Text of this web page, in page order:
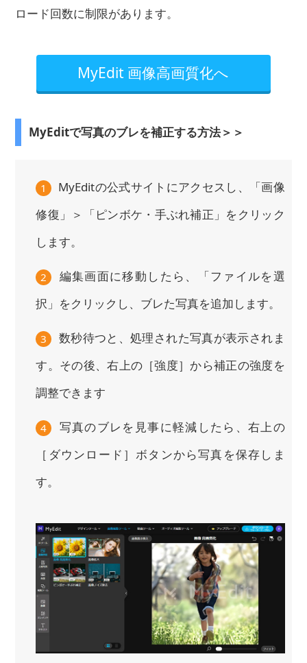
ロード回数に制限があります。
MyEdit 画像高画質化へ
MyEditで写真のブレを補正する方法＞＞
1
MyEditの公式サイトにアクセスし、「画像
修復」＞「ピンボケ・手ぶれ補正」をクリック
します。
2
編集画面に移動したら、「ファイルを選
択」をクリックし、ブレた写真を追加します。
3
数秒待つと、処理された写真が表示されま
す。その後、右上の［強度］から補正の強度を
調整できます
4
写真のブレを見事に軽減したら、右上の
［ダウンロード］ボタンから写真を保存しま
す。